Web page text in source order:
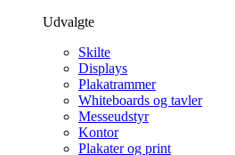
Udvalgte
Skilte
Displays
Plakatrammer
Whiteboards og tavler
Messeudstyr
Kontor
Plakater og print